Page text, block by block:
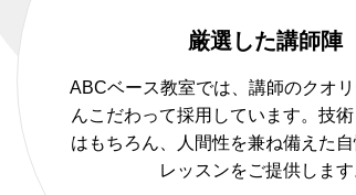
厳選した講師陣
ABCベース教室では、講師のクオ
んこだわって採用しています。技
はもちろん、人間性を兼ね備えた
レッスンをご提供します